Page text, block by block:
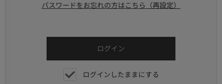
パスワードをお忘れの方はこちら（再設定）
ログインしたままにする